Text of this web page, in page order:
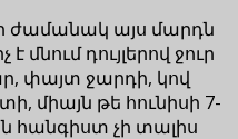
ժամանակ այս մարդն
դույլերով ջուր
փայտ ջարդի, կով
միայն թե հունիսի 7-
հանգիստ չի տալիս